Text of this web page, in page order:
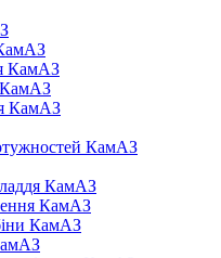
КамАЗ
КамАЗ
КамАЗ
КамАЗ
КамАЗ
КамАЗ
КамАЗ